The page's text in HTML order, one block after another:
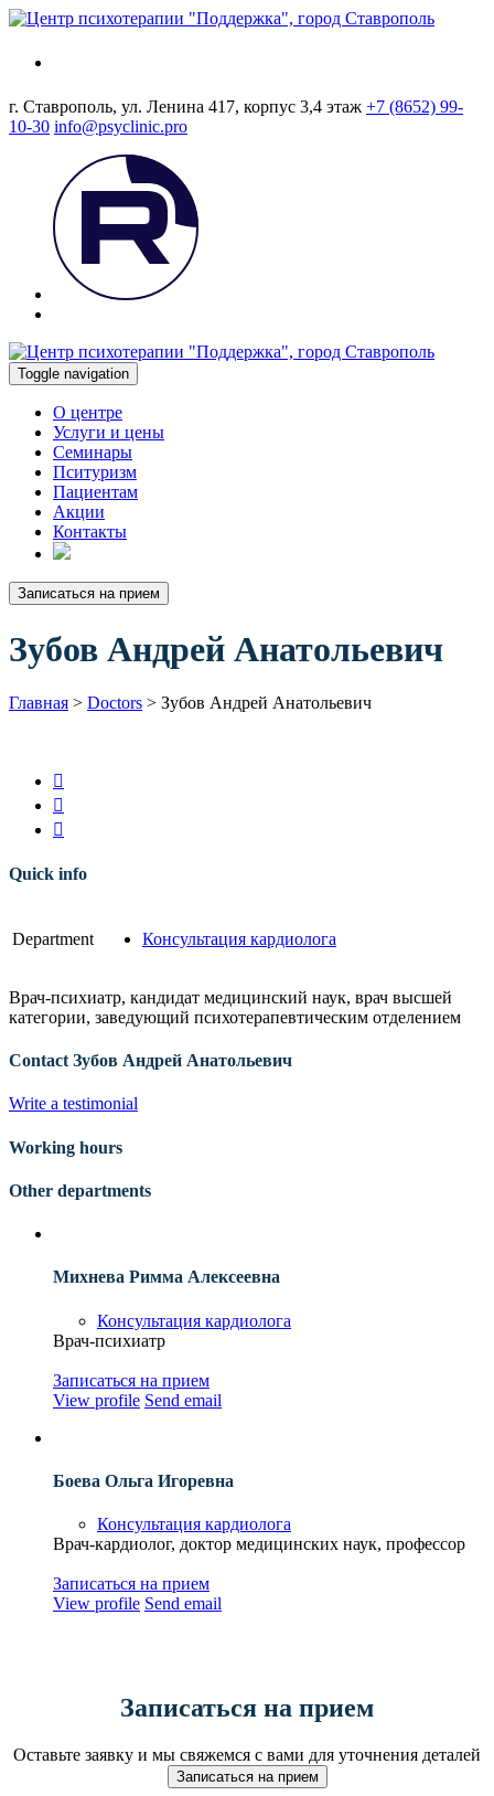
г. Ставрополь, ул. Ленина 417, корпус 3,4 этаж +7 (8652) 99-
10-30 info@psyclinic.pro
Toggle navigation
О центре
Услуги и цены
Семинары
Пситуризм
Пациентам
Акции
Контакты
Записаться на прием
Зубов Андрей Анатольевич
Главная > Doctors > Зубов Андрей Анатольевич



Quick info
Department Консультация кардиолога
Врач-психиатр, кандидат медицинский наук, врач высшей
категории, заведующий психотерапевтическим отделением
Contact Зубов Андрей Анатольевич
Write a testimonial
Working hours
Other departments
Михнева Римма Алексеевна
Консультация кардиолога
Врач-психиатр
Записаться на прием
View profile Send email
Боева Ольга Игоревна
Консультация кардиолога
Врач-кардиолог, доктор медицинских наук , профессор
Записаться на прием
View profile Send email
Записаться на прием
Оставьте заявку и мы свяжемся с вами для уточнения деталей
Записаться на прием